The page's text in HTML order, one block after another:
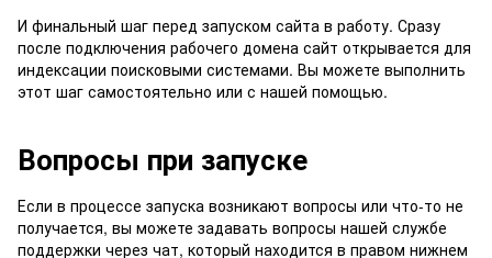
И финальный шаг перед запуском сайта в работу. Сразу
после подключения рабочего домена сайт открывается для
индексации поисковыми системами. Вы можете выполнить
этот шаг самостоятельно или с нашей помощью.
Вопросы при запуске
Если в процессе запуска возникают вопросы или что-то не
получается, вы можете задавать вопросы нашей службе
поддержки через чат, который находится в правом нижнем